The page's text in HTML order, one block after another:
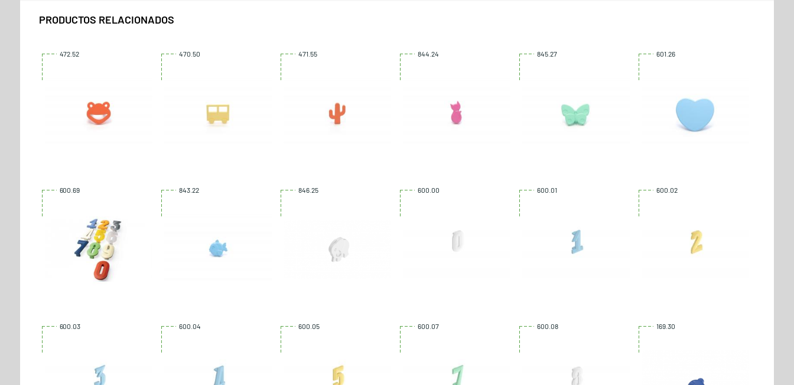
PRODUCTOS RELACIONADOS
472.52 470.50 471.55 844.24 845.27 601.26
600.69 843.22 846.25 600.00 600.01 600.02
600.03 600.04 600.05 600.07 600.08 169.30